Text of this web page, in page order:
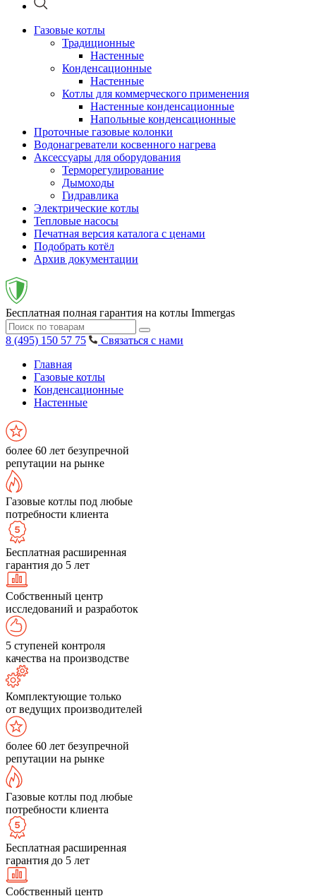
Газовые котлы
Традиционные
Настенные
Конденсационные
Настенные
Котлы для коммерческого применения
Настенные конденсационные
Напольные конденсационные
Проточные газовые колонки
Водонагреватели косвенного нагрева
Аксессуары для оборудования
Терморегулирование
Дымоходы
Гидравлика
Электрические котлы
Тепловые насосы
Печатная версия каталога с ценами
Подобрать котёл
Архив документации
Бесплатная полная гарантия на котлы Immergas
8 (495) 150 57 75
Связаться с нами
Главная
Газовые котлы
Конденсационные
Настенные
более 60 лет безупречной
репутации на рынке
Газовые котлы под любые
потребности клиента
Бесплатная расширенная
гарантия до 5 лет
Собственный центр
исследований и разработок
5 ступеней контроля
качества на производстве
Комплектующие только
от ведущих производителей
более 60 лет безупречной
репутации на рынке
Газовые котлы под любые
потребности клиента
Бесплатная расширенная
гарантия до 5 лет
Собственный центр